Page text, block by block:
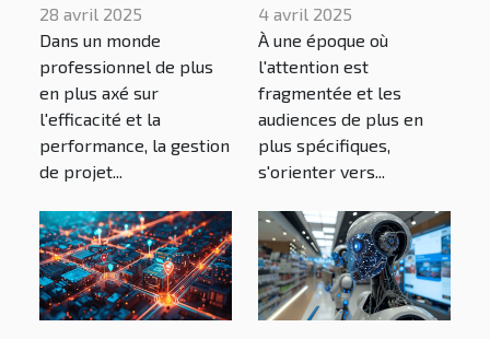
sous-estimés qui
peuvent
transformer
votre workflow
28 avril 2025
Dans un monde
professionnel de plus
en plus axé sur
l'efficacité et la
performance, la gestion
de projet...
surveiller pour
cibler votre
audience en
2023
4 avril 2025
À une époque où
l'attention est
fragmentée et les
audiences de plus en
plus spécifiques,
s'orienter vers...